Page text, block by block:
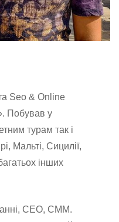
Seo & Online
Побував у
турам так і
Мальті, Сицилії,
інших
СЕО, СММ.